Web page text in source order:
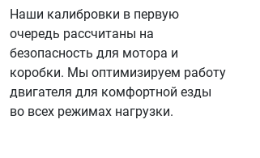
Наши калибровки в первую
очередь рассчитаны на
безопасность для мотора и
коробки. Мы оптимизируем работу
двигателя для комфортной езды
во всех режимах нагрузки.